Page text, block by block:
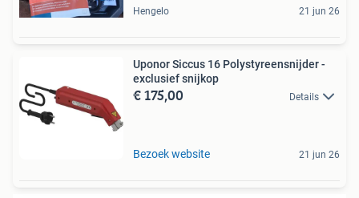
Hengelo 21 jun 26
Uponor Siccus 16 Polystyreensnijder -
exclusief snijkop
€ 175,00 Details
Bezoek website 21 jun 26